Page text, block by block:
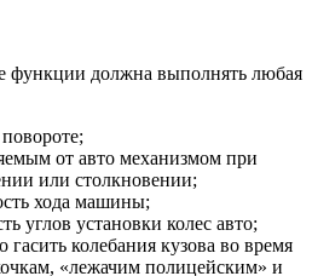
функции должна выполнять любая
от авто механизмом при
или столкновении;
хода машины;
углов установки колес авто;
колебания кузова во время
«лежачим полицейским» и